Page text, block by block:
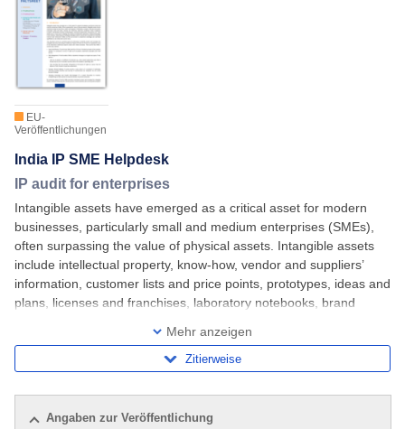
EU-
Veröffentlichungen
India IP SME Helpdesk
IP audit for enterprises
Intangible assets have emerged as a critical asset for modern
businesses, particularly small and medium enterprises (SMEs),
often surpassing the value of physical assets. Intangible assets
include intellectual property, know-how, vendor and suppliers’
information, customer lists and price points, prototypes, ideas and
plans, licenses and franchises, laboratory notebooks, brand
Mehr anzeigen
Zitierweise
Angaben zur Veröffentlichung